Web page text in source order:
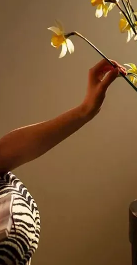
يومية لدى كثير من الأشخاص، إلا أن
النفسية للمراهقين.. دراسة تكشف